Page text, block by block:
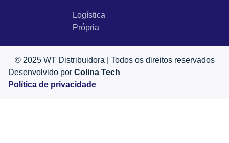
Logística
Própria
© 2025 WT Distribuidora | Todos os direitos reservados
Desenvolvido por Colina Tech
Política de privacidade